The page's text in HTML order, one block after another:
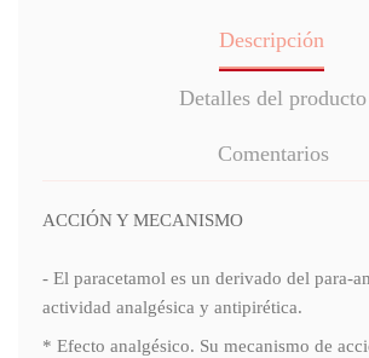
Descripción
Detalles del producto
Comentarios
ACCIÓN Y MECANISMO
- El paracetamol es un derivado del para-
actividad analgésica y antipirética.
* Efecto analgésico. Su mecanismo de